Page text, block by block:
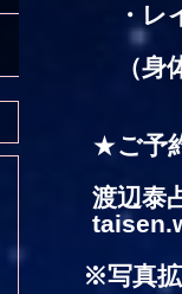
・レイ
（身体
★ご予
渡辺泰占
※写真